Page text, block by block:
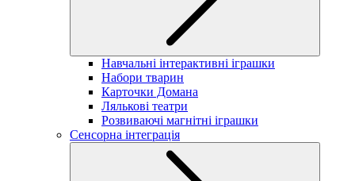
Навчальні інтерактивні іграшки
Набори тварин
Карточки Домана
Лялькові театри
Розвиваючі магнітні іграшки
Сенсорна інтеграція